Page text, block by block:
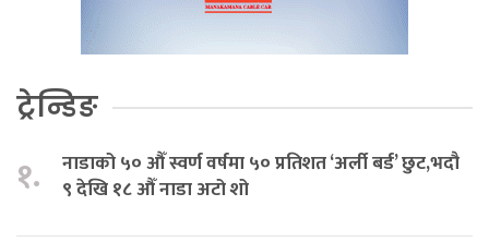
ट्रेन्डिङ
१.
नाडाको ५० औँ स्वर्ण वर्षमा ५० प्रतिशत ‘अर्ली बर्ड’ छुट,भदौ
९ देखि १८ औँ नाडा अटो शो